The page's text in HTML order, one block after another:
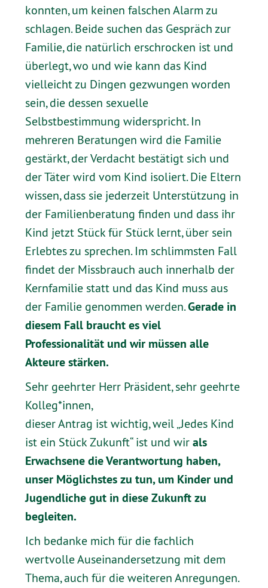
konnten, um keinen falschen Alarm zu
schlagen. Beide suchen das Gespräch zur
Familie, die natürlich erschrocken ist und
überlegt, wo und wie kann das Kind
vielleicht zu Dingen gezwungen worden
sein, die dessen sexuelle
Selbstbestimmung widerspricht. In
mehreren Beratungen wird die Familie
gestärkt, der Verdacht bestätigt sich und
der Täter wird vom Kind isoliert. Die Eltern
wissen, dass sie jederzeit Unterstützung in
der Familienberatung finden und dass ihr
Kind jetzt Stück für Stück lernt, über sein
Erlebtes zu sprechen. Im schlimmsten Fall
findet der Missbrauch auch innerhalb der
Kernfamilie statt und das Kind muss aus
der Familie genommen werden.Gerade in
diesem Fall braucht es viel
Professionalität und wir müssen alle
Akteure stärken.
Sehr geehrter Herr Präsident, sehr geehrte
Kolleg*innen,
dieser Antrag ist wichtig, weil „Jedes Kind
ist ein Stück Zukunft“ ist und wirals
Erwachsene die Verantwortung haben,
unser Möglichstes zu tun, um Kinder und
Jugendliche gut in diese Zukunft zu
begleiten.
Ich bedanke mich für die fachlich
wertvolle Auseinandersetzung mit dem
Thema, auch für die weiteren Anregungen.